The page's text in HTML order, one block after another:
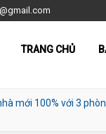
TRANG CHỦ
mới 100% với 3